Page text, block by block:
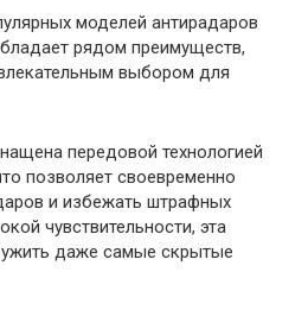
моделей антирадаров
рядом преимуществ,
выбором для
передовой технологией
позволяет своевременно
и избежать штрафных
чувствительности, эта
даже самые скрытые